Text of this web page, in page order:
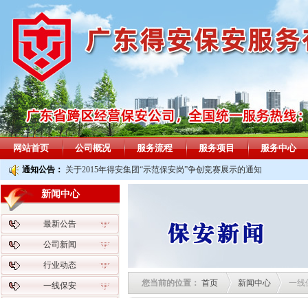
网站首页 公司概况 服务流程 服务项目 服务中心
通知公告： 关于2015年得安集团“示范保安岗”争创竞赛展示的通知
您当前的位置： 首页 新闻中心 一线
新闻中心
最新公告
公司新闻
行业动态
一线保安